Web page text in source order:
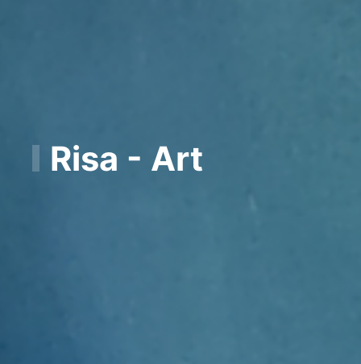
Risa - Art